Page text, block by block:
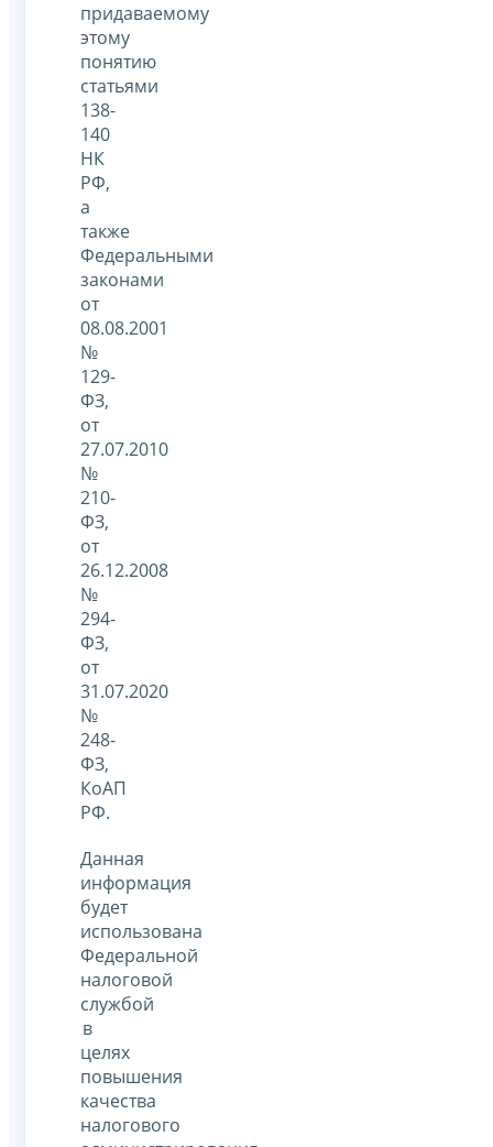
придаваемому
этому
понятию
статьями
138-
140
НК
РФ,
а
также
Федеральными
законами
от
08.08.2001
№
129-
ФЗ,
от
27.07.2010
№
210-
ФЗ,
от
26.12.2008
№
294-
ФЗ,
от
31.07.2020
№
248-
ФЗ,
КоАП
РФ.
Данная
информация
будет
использована
Федеральной
налоговой
службой
в
целях
повышения
качества
налогового